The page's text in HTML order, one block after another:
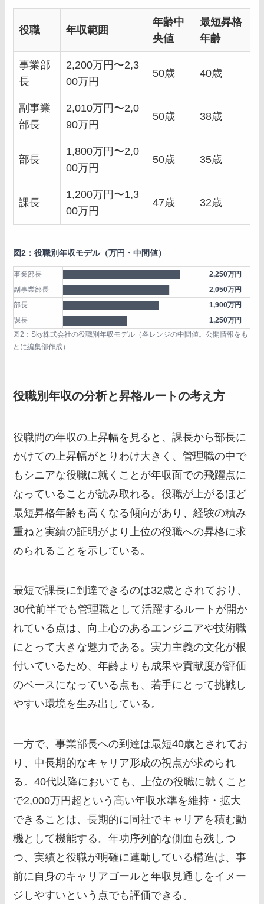
役職 年収範囲
年齢中
央値
最短昇格
年齢
事業部
長
2,200万円〜2,3
00万円
50歳 40歳
副事業
部長
2,010万円〜2,0
90万円
50歳 38歳
部長
1,800万円〜2,0
00万円
50歳 35歳
課長
1,200万円〜1,3
00万円
47歳 32歳
図2：役職別年収モデル（万円・中間値）
事業部長
2,250万円
副事業部長
2,050万円
部長
1,900万円
課長
1,250万円
図2：Sky株式会社の役職別年収モデル（各レンジの中間値。公開情報をも
とに編集部作成）
役職別年収の分析と昇格ルートの考え方
役職間の年収の上昇幅を見ると、課長から部長に
かけての上昇幅がとりわけ大きく、管理職の中で
もシニアな役職に就くことが年収面での飛躍点に
なっていることが読み取れる。役職が上がるほど
最短昇格年齢も高くなる傾向があり、経験の積み
重ねと実績の証明がより上位の役職への昇格に求
められることを示している。
最短で課長に到達できるのは32歳とされており、
30代前半でも管理職として活躍するルートが開か
れている点は、向上心のあるエンジニアや技術職
にとって大きな魅力である。実力主義の文化が根
付いているため、年齢よりも成果や貢献度が評価
のベースになっている点も、若手にとって挑戦し
やすい環境を生み出している。
一方で、事業部長への到達は最短40歳とされてお
り、中長期的なキャリア形成の視点が求められ
る。40代以降においても、上位の役職に就くこと
で2,000万円超という高い年収水準を維持・拡大
できることは、長期的に同社でキャリアを積む動
機として機能する。年功序列的な側面も残しつ
つ、実績と役職が明確に連動している構造は、事
前に自身のキャリアゴールと年収見通しをイメー
ジしやすいという点でも評価できる。